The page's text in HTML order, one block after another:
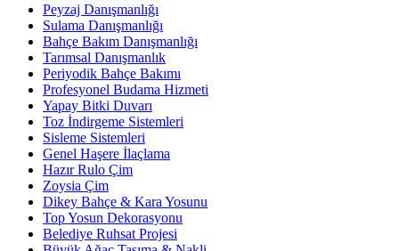
Peyzaj Danışmanlığı
Sulama Danışmanlığı
Bahçe Bakım Danışmanlığı
Tarımsal Danışmanlık
Periyodik Bahçe Bakımı
Profesyonel Budama Hizmeti
Yapay Bitki Duvarı
Toz İndirgeme Sistemleri
Sisleme Sistemleri
Genel Haşere İlaçlama
Hazır Rulo Çim
Zoysia Çim
Dikey Bahçe & Kara Yosunu
Top Yosun Dekorasyonu
Belediye Ruhsat Projesi